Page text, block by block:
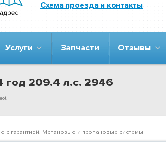
Схема проезда и контакты
Услуги Запчасти Отзывы
год 209.4 л.с. 2946
с гарантией! Метановые и пропановые системы